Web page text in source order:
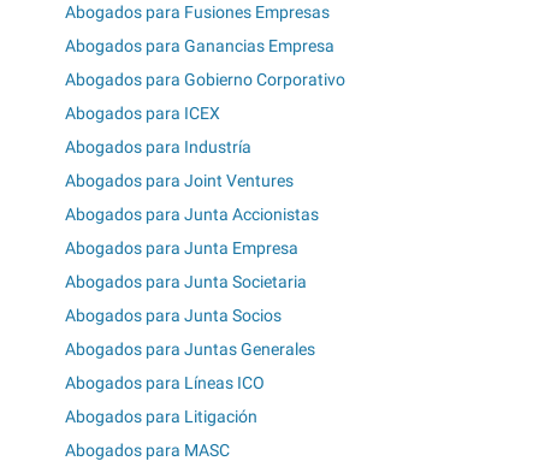
Abogados para Fusiones Empresas
Abogados para Ganancias Empresa
Abogados para Gobierno Corporativo
Abogados para ICEX
Abogados para Industría
Abogados para Joint Ventures
Abogados para Junta Accionistas
Abogados para Junta Empresa
Abogados para Junta Societaria
Abogados para Junta Socios
Abogados para Juntas Generales
Abogados para Líneas ICO
Abogados para Litigación
Abogados para MASC